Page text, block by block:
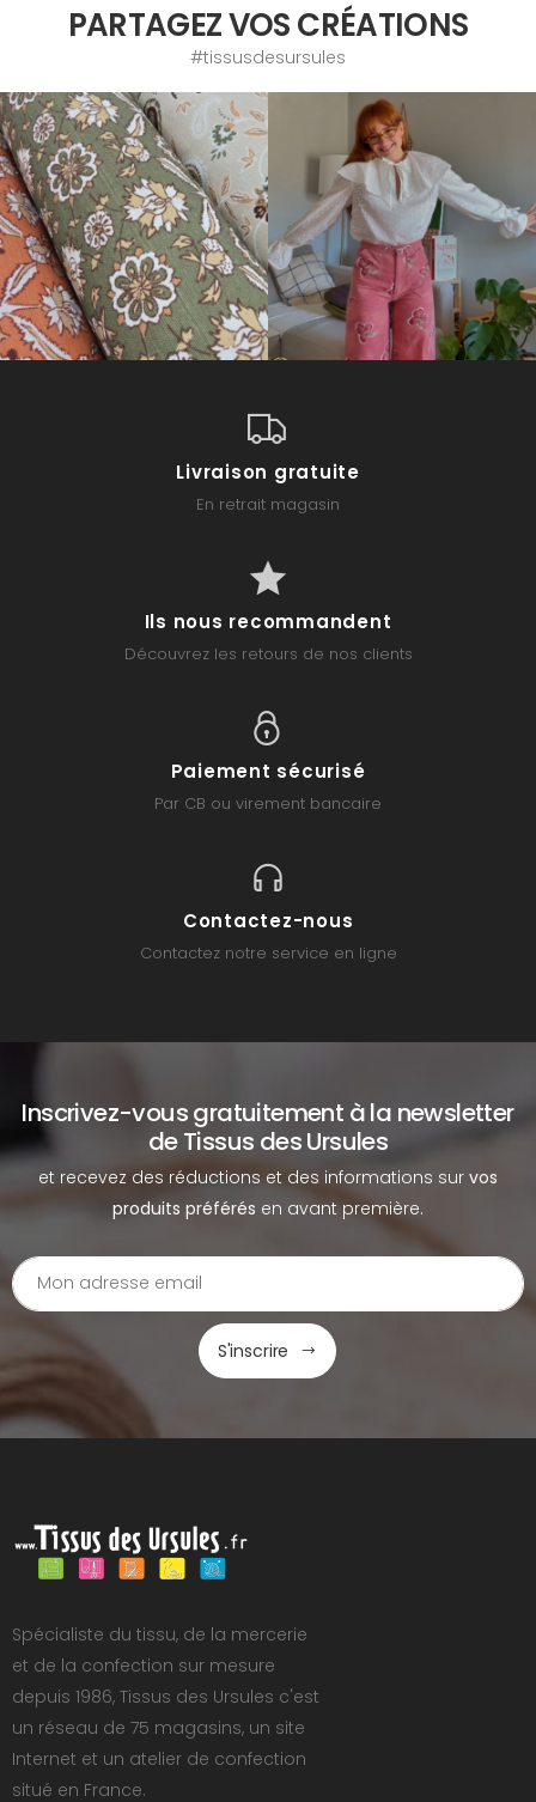
PARTAGEZ VOS CRÉATIONS
#tissusdesursules
Livraison gratuite
En retrait magasin
Ils nous recommandent
Découvrez les retours de nos clients
Paiement sécurisé
Par CB ou virement bancaire
Contactez-nous
Contactez notre service en ligne
Inscrivez-vous gratuitement à la newsletter
de Tissus des Ursules
et recevez des réductions et des informations sur vos
produits préférés en avant première.
S'inscrire
Spécialiste du tissu, de la mercerie
et de la confection sur mesure
depuis 1986, Tissus des Ursules c'est
un réseau de 75 magasins, un site
Internet et un atelier de confection
situé en France.